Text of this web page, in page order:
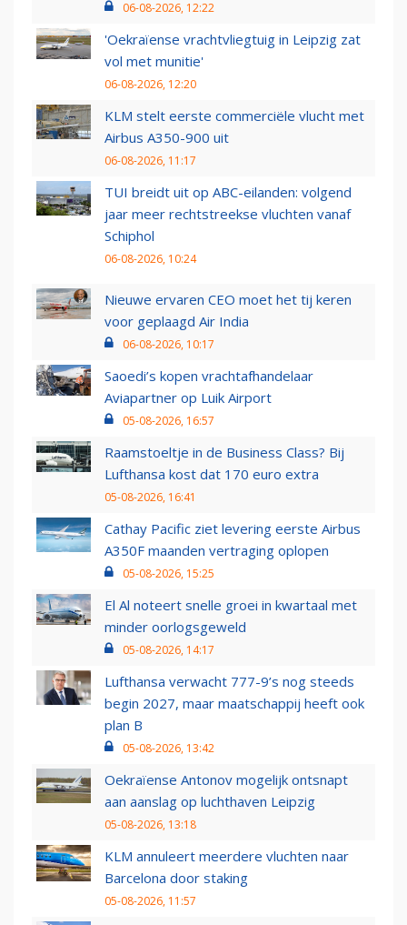
06-08-2026, 12:22
'Oekraïense vrachtvliegtuig in Leipzig zat
vol met munitie'
06-08-2026, 12:20
KLM stelt eerste commerciële vlucht met
Airbus A350-900 uit
06-08-2026, 11:17
TUI breidt uit op ABC-eilanden: volgend
jaar meer rechtstreekse vluchten vanaf
Schiphol
06-08-2026, 10:24
Nieuwe ervaren CEO moet het tij keren
voor geplaagd Air India
06-08-2026, 10:17
Saoedi’s kopen vrachtafhandelaar
Aviapartner op Luik Airport
05-08-2026, 16:57
Raamstoeltje in de Business Class? Bij
Lufthansa kost dat 170 euro extra
05-08-2026, 16:41
Cathay Pacific ziet levering eerste Airbus
A350F maanden vertraging oplopen
05-08-2026, 15:25
El Al noteert snelle groei in kwartaal met
minder oorlogsgeweld
05-08-2026, 14:17
Lufthansa verwacht 777-9’s nog steeds
begin 2027, maar maatschappij heeft ook
plan B
05-08-2026, 13:42
Oekraïense Antonov mogelijk ontsnapt
aan aanslag op luchthaven Leipzig
05-08-2026, 13:18
KLM annuleert meerdere vluchten naar
Barcelona door staking
05-08-2026, 11:57